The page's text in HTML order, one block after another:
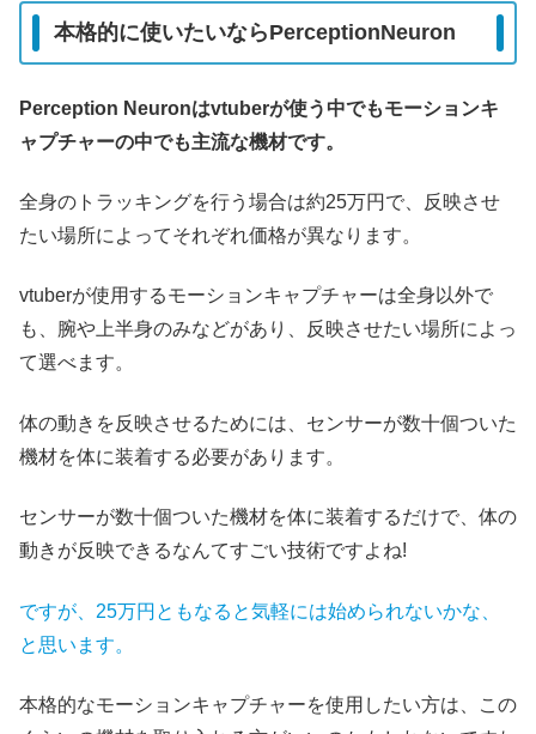
本格的に使いたいならPerceptionNeuron
Perception Neuronはvtuberが使う中でもモーションキ
ャプチャーの中でも主流な機材です。
全身のトラッキングを行う場合は約25万円で、反映させ
たい場所によってそれぞれ価格が異なります。
vtuberが使用するモーションキャプチャーは全身以外で
も、腕や上半身のみなどがあり、反映させたい場所によっ
て選べます。
体の動きを反映させるためには、センサーが数十個ついた
機材を体に装着する必要があります。
センサーが数十個ついた機材を体に装着するだけで、体の
動きが反映できるなんてすごい技術ですよね!
ですが、25万円ともなると気軽には始められないかな、
と思います。
本格的なモーションキャプチャーを使用したい方は、この